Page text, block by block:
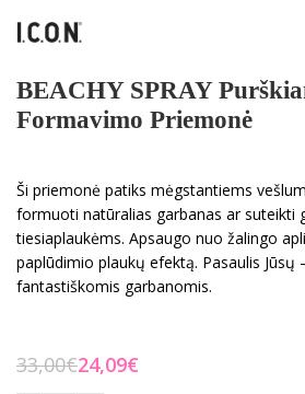
BEACHY SPRAY
Formavimo Priemonė
Ši priemonė patiks mėgstantiems
formuoti natūralias garbanas ar suteikti
tiesiaplaukėms. Apsaugo nuo žalingo
paplūdimio plaukų efektą. Pasaulis Jūsų
fantastiškomis garbanomis.
33,00€24,09€